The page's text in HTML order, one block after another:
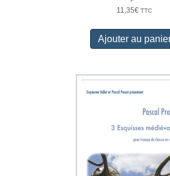
11,35€ TTC
Ajouter au